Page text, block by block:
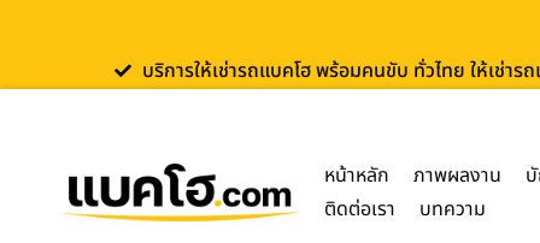
บริการให้เช่ารถแบคโฮ พร้อมคนขับ ทั่วไทย ให้เช่า
หน้าหลัก ภาพผลงาน
ติดต่อเรา
บทความ